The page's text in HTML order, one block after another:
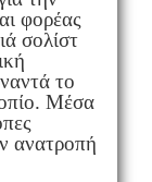
φορέας
σολίστ
το
Μέσα
ανατροπή